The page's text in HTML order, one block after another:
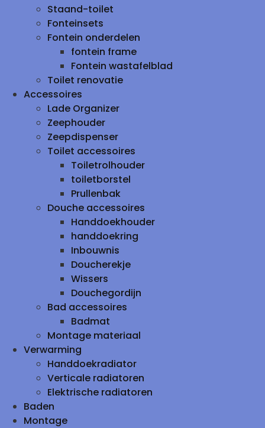
Staand-toilet
Fonteinsets
Fontein onderdelen
fontein frame
Fontein wastafelblad
Toilet renovatie
Accessoires
Lade Organizer
Zeephouder
Zeepdispenser
Toilet accessoires
Toiletrolhouder
toiletborstel
Prullenbak
Douche accessoires
Handdoekhouder
handdoekring
Inbouwnis
Doucherekje
Wissers
Douchegordijn
Bad accessoires
Badmat
Montage materiaal
Verwarming
Handdoekradiator
Verticale radiatoren
Elektrische radiatoren
Baden
Montage